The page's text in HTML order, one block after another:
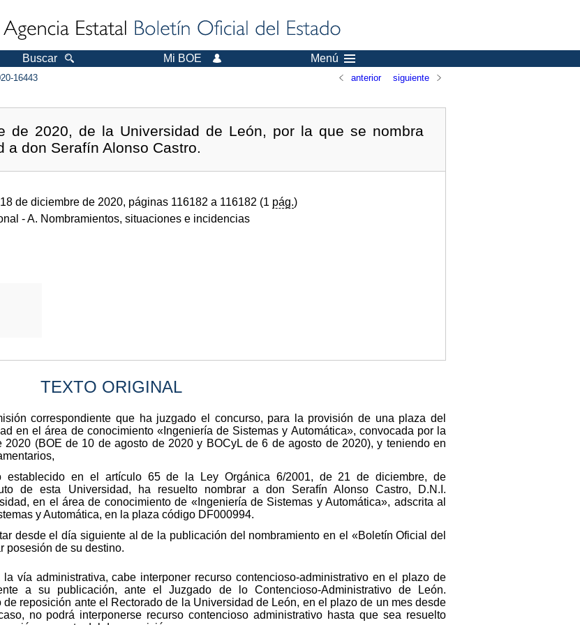
Buscar Mi BOE Menú
16443 anterior siguiente
de 2020, de la Universidad de León, por la que se nombra
a don Serafín Alonso Castro.
de diciembre de 2020, páginas 116182 a 116182 (1 pág.)
- A. Nombramientos, situaciones e incidencias
TEXTO ORIGINAL
correspondiente que ha juzgado el concurso, para la provisión de una plaza del
en el área de conocimiento «Ingeniería de Sistemas y Automática», convocada por la
(BOE de 10 de agosto de 2020 y BOCyL de 6 de agosto de 2020), y teniendo en
establecido en el artículo 65 de la Ley Orgánica 6/2001, de 21 de diciembre, de
de esta Universidad, ha resuelto nombrar a don Serafín Alonso Castro, D.N.I.
en el área de conocimiento de «Ingeniería de Sistemas y Automática», adscrita al
y Automática, en la plaza código DF000994.
desde el día siguiente al de la publicación del nombramiento en el «Boletín Oficial del
posesión de su destino.
vía administrativa, cabe interponer recurso contencioso-administrativo en el plazo de
a su publicación, ante el Juzgado de lo Contencioso-Administrativo de León.
reposición ante el Rectorado de la Universidad de León, en el plazo de un mes desde
no podrá interponerse recurso contencioso administrativo hasta que sea resuelto